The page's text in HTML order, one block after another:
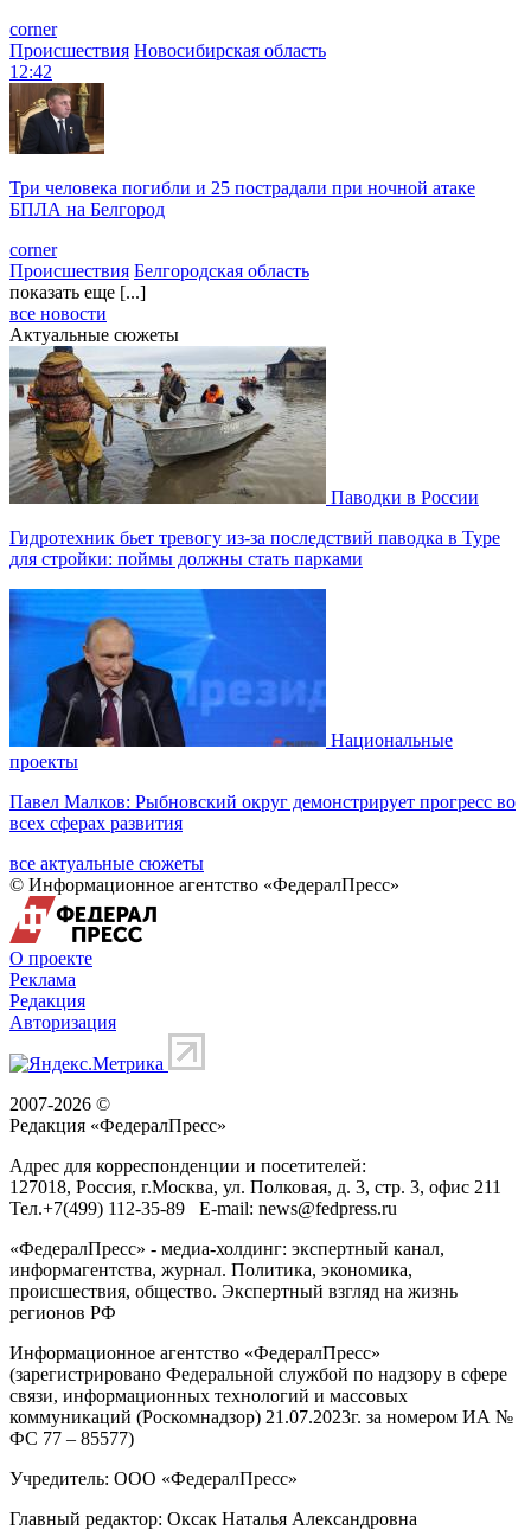
corner
Происшествия Новосибирская область
12:42
Три человека погибли и 25 пострадали при ночной атаке
БПЛА на Белгород
corner
Происшествия Белгородская область
показать еще [...]
все новости
Актуальные сюжеты
Паводки в России
Гидротехник бьет тревогу из-за последствий паводка в Туре
для стройки: поймы должны стать парками
Национальные
проекты
Павел Малков: Рыбновский округ демонстрирует прогресс во
всех сферах развития
все актуальные сюжеты
© Информационное агентство «ФедералПресс»
О проекте
Реклама
Редакция
Авторизация
2007-2026 ©
Редакция «ФедералПресс»
Адрес для корреспонденции и посетителей:
127018, Россия, г.Москва, ул. Полковая, д. 3, стр. 3, офис 211
Тел.+7(499) 112-35-89 E-mail: news@fedpress.ru
«ФедералПресс» - медиа-холдинг: экспертный канал,
информагентства, журнал. Политика, экономика,
происшествия, общество. Экспертный взгляд на жизнь
регионов РФ
Информационное агентство «ФедералПресс»
(зарегистрировано Федеральной службой по надзору в сфере
связи, информационных технологий и массовых
коммуникаций (Роскомнадзор) 21.07.2023г. за номером ИА №
ФС 77 – 85577)
Учредитель: ООО «ФедералПресс»
Главный редактор: Оксак Наталья Александровна